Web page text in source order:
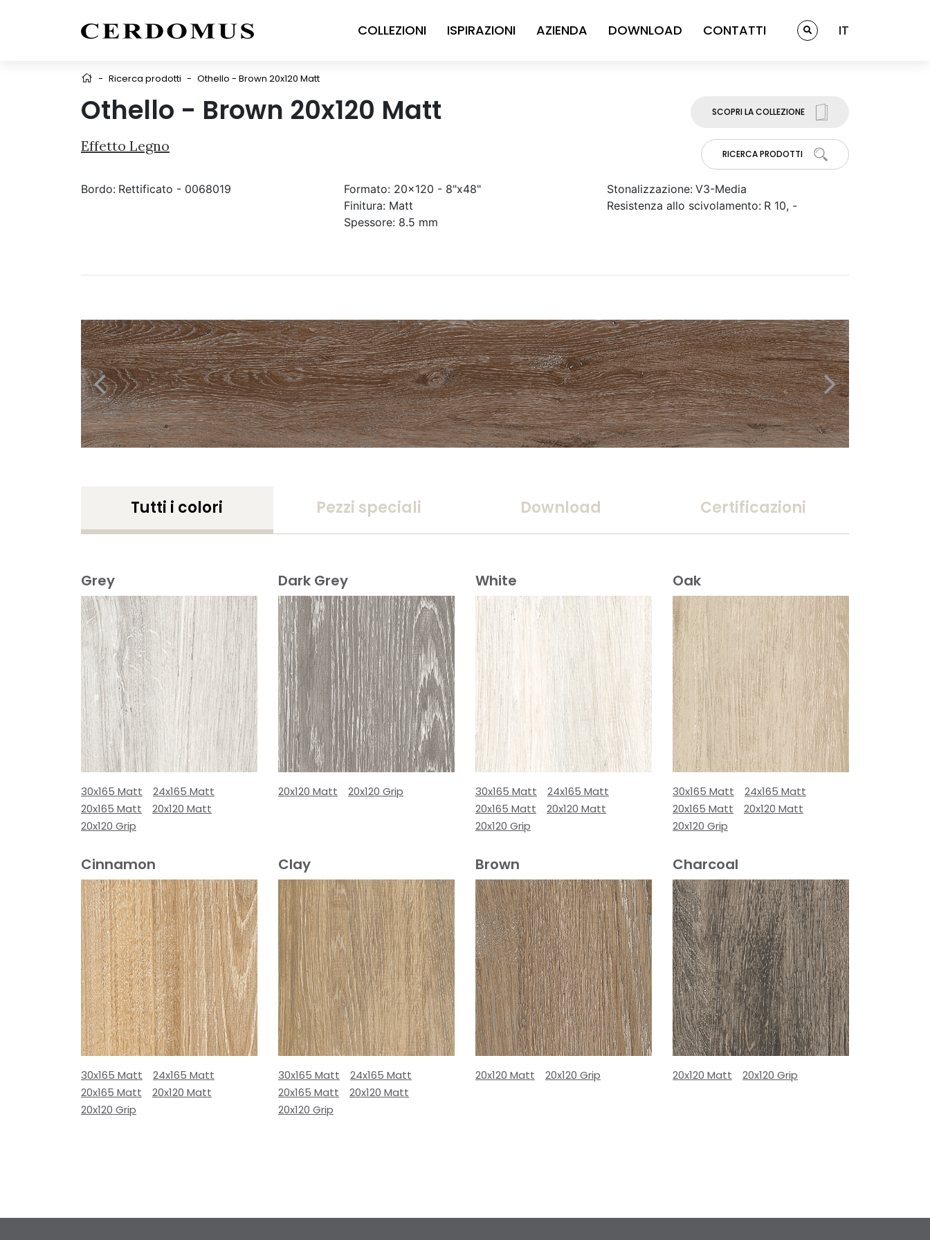
COLLEZIONI ISPIRAZIONI AZIENDA DOWNLOAD CONTATTI IT
- Ricerca prodotti - Othello - Brown 20x120 Matt
Othello - Brown 20x120 Matt
Effetto Legno
SCOPRI LA COLLEZIONE
RICERCA PRODOTTI
Bordo: Rettificato - 0068019 Formato: 20x120 - 8"x48"
Finitura: Matt
Spessore: 8.5 mm
Stonalizzazione: V3-Media
Resistenza allo scivolamento: R 10, -
Tutti i colori Pezzi speciali Download Certificazioni
Grey
30x165 Matt
24x165 Matt
20x165 Matt
20x120 Matt
20x120 Grip
Dark Grey
20x120 Matt 20x120 Grip
White
30x165 Matt
24x165 Matt
20x165 Matt
20x120 Matt
20x120 Grip
Oak
30x165 Matt
24x165 Matt
20x165 Matt
20x120 Matt
20x120 Grip
Cinnamon
30x165 Matt
24x165 Matt
20x165 Matt
20x120 Matt
20x120 Grip
Clay
30x165 Matt
24x165 Matt
20x165 Matt
20x120 Matt
20x120 Grip
Brown
20x120 Matt 20x120 Grip
Charcoal
20x120 Matt 20x120 Grip